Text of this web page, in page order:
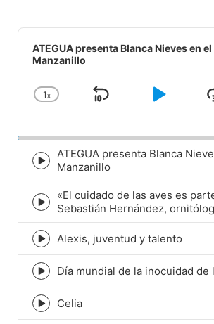
Audio
Player
ATEGUA presenta Blanca Nieves en
Manzanillo
Change
1x
Skip
Play
Episode
play
icon
ATEGUA presenta Blanca
Manzanillo
Episode
play
icon
«El cuidado de las aves es
Sebastián Hernández,
Episode
play
icon
Alexis, juventud y talento
Episode
play
icon
Día mundial de la inocuidad de
Episode
Celia